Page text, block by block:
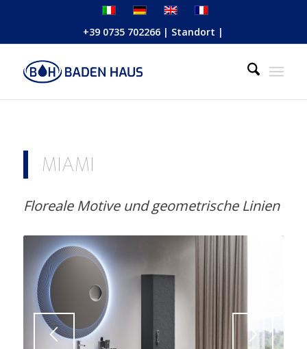
+39 0735 702266 | Standort |
MIAMI
Floreale Motive und geometrische Linien